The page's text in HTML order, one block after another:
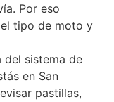
Por eso
tipo de moto y
del sistema de
en San
pastillas,